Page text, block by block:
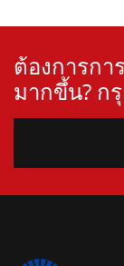
ต้องการก
มากขึ้น? ก